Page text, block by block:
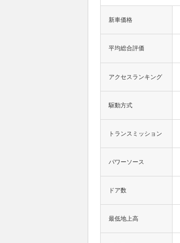
新車価格
平均総合評価
アクセスランキング
駆動方式
トランスミッション
パワーソース
ドア数
最低地上高